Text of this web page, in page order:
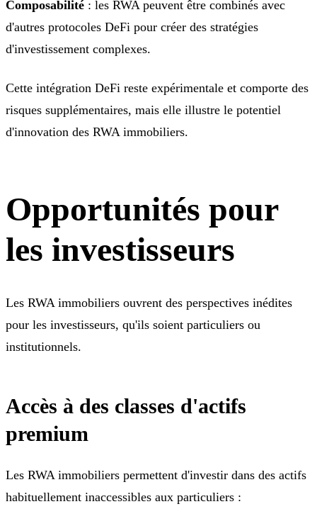
Composabilité : les RWA peuvent être combinés avec
d'autres protocoles DeFi pour créer des stratégies
d'investissement complexes.
Cette intégration DeFi reste expérimentale et comporte des
risques supplémentaires, mais elle illustre le potentiel
d'innovation des RWA immobiliers.
Opportunités pour
les investisseurs
Les RWA immobiliers ouvrent des perspectives inédites
pour les investisseurs, qu'ils soient particuliers ou
institutionnels.
Accès à des classes d'actifs
premium
Les RWA immobiliers permettent d'investir dans des actifs
habituellement inaccessibles aux particuliers :